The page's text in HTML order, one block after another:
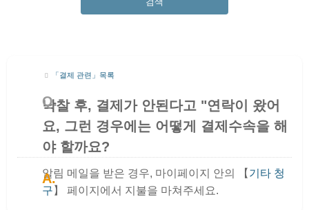
「결제 관련」목록
낙찰 후, 결제가 안된다고 "연락이 왔어
요, 그런 경우에는 어떻게 결제수속을 해
야 할까요?
알림 메일을 받은 경우, 마이페이지 안의 【 기타 청
구 】 페이지에서 지불을 마쳐주세요.